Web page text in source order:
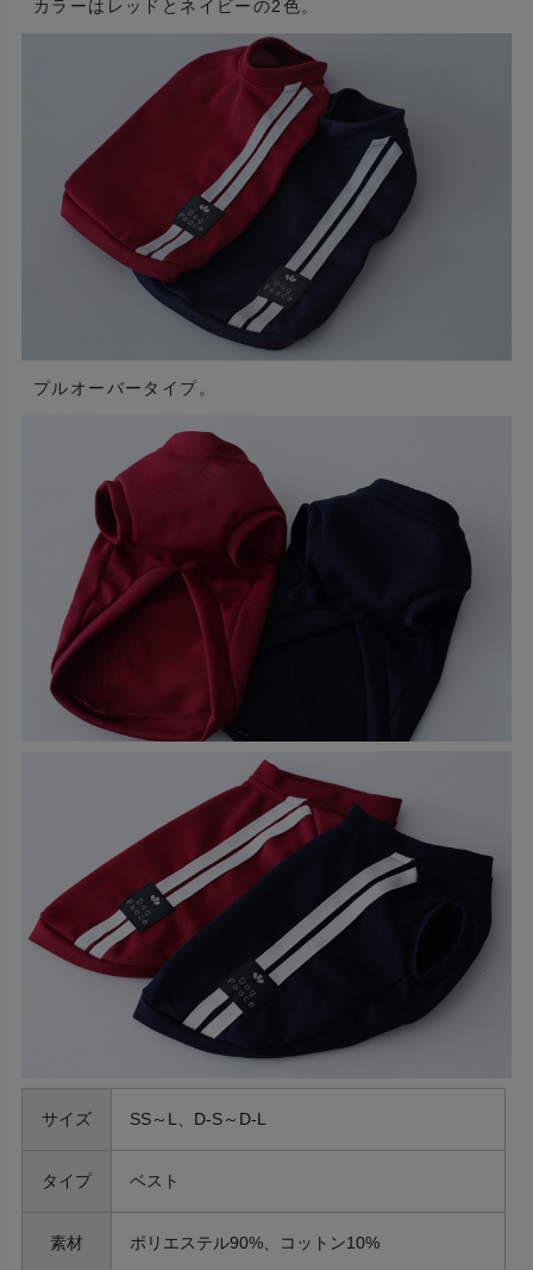
カラーはレッドとネイビーの2色。
プルオーバータイプ。
サイズ SS～L、D-S～D-L
タイプ ベスト
素材 ポリエステル90%、コットン10%